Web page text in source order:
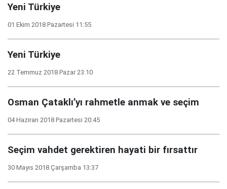
Yeni Türkiye
01 Ekim 2018 Pazartesi 11:55
Yeni Türkiye
22 Temmuz 2018 Pazar 23:10
Osman Çataklı’yı rahmetle anmak ve seçim
04 Haziran 2018 Pazartesi 20:45
Seçim vahdet gerektiren hayati bir fırsattır
30 Mayıs 2018 Çarşamba 13:37